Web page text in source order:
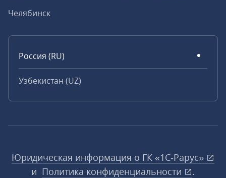
Челябинск
Россия (RU)
Узбекистан (UZ)
Юридическая информация о ГК «1С‑Рарус»
и Политика конфиденциальности
.